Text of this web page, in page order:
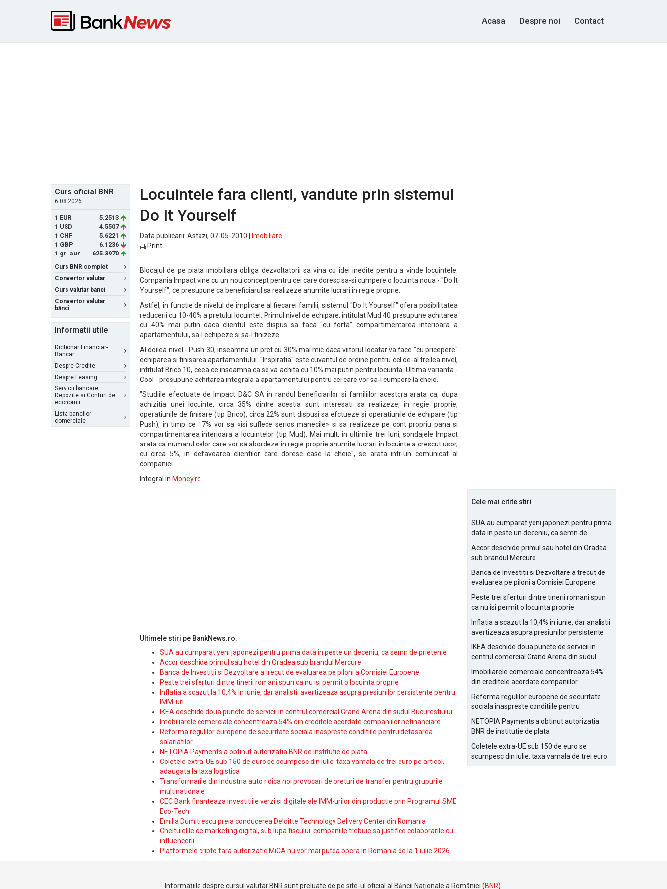
Acasa Despre noi Contact
Curs oficial BNR
6.08.2026
1 EUR
5.2513
1 USD
4.5507
1 CHF
5.6221
1 GBP
6.1236
1 gr. aur
625.3970
Curs BNR complet
Convertor valutar
Curs valutar banci
Convertor valutar
bănci
Informatii utile
Dictionar Financiar-
Bancar
Despre Credite
Despre Leasing
Servicii bancare:
Depozite si Conturi de
economii
Lista bancilor
comerciale
Locuintele fara clienti, vandute prin sistemul
Do It Yourself
Data publicarii: Astazi, 07-05-2010 |
Imobiliare
Print
Blocajul de pe piata imobiliara obliga dezvoltatorii sa vina cu idei inedite pentru a vinde locuintele.
Compania Impact vine cu un nou concept pentru cei care doresc sa-si cumpere o locuinta noua - "Do It
Yourself", ce presupune ca beneficiarul sa realizeze anumite lucrari in regie proprie.
Astfel, in functie de nivelul de implicare al fiecarei familii, sistemul "Do It Yourself" ofera posibilitatea
reducerii cu 10-40% a pretului locuintei. Primul nivel de echipare, intitulat Mud 40 presupune achitarea
cu 40% mai putin daca clientul este dispus sa faca "cu forta" compartimentarea interioara a
apartamentului, sa-l echipeze si sa-l finizeze.
Al doilea nivel - Push 30, inseamna un pret cu 30% mai mic daca viitorul locatar va face "cu pricepere"
echiparea si finisarea apartamentului. "Inspiratia" este cuvantul de ordine pentru cel de-al treilea nivel,
intitulat Brico 10, ceea ce inseamna ca se va achita cu 10% mai putin pentru locuinta. Ultima varianta -
Cool - presupune achitarea integrala a apartamentului pentru cei care vor sa-l cumpere la cheie.
"Studiile efectuate de Impact D&C SA in randul beneficiarilor si familiilor acestora arata ca, dupa
achizitia unei locuinte, circa 35% dintre acestia sunt interesati sa realizeze, in regie proprie,
operatiunile de finisare (tip Brico), circa 22% sunt dispusi sa efctueze si operatiunile de echipare (tip
Push), in timp ce 17% vor sa «isi suflece serios manecile» si sa realizeze pe cont propriu pana si
compartimentarea interioara a locuintelor (tip Mud). Mai mult, in ultimile trei luni, sondajele Impact
arata ca numarul celor care vor sa abordeze in regie proprie anumite lucrari in locuinte a crescut usor,
cu circa 5%, in defavoarea clientilor care doresc case la cheie", se arata intr-un comunicat al
companiei.
Integral in Money.ro
Ultimele stiri pe BankNews.ro:
SUA au cumparat yeni japonezi pentru prima data in peste un deceniu, ca semn de prietenie
Accor deschide primul sau hotel din Oradea sub brandul Mercure
Banca de Investitii si Dezvoltare a trecut de evaluarea pe piloni a Comisiei Europene
Peste trei sferturi dintre tinerii romani spun ca nu isi permit o locuinta proprie
Inflatia a scazut la 10,4% in iunie, dar analistii avertizeaza asupra presiunilor persistente pentru
IMM-uri
IKEA deschide doua puncte de servicii in centrul comercial Grand Arena din sudul Bucurestiului
Imobiliarele comerciale concentreaza 54% din creditele acordate companiilor nefinanciare
Reforma regulilor europene de securitate sociala inaspreste conditiile pentru detasarea
salariatilor
NETOPIA Payments a obtinut autorizatia BNR de institutie de plata
Coletele extra-UE sub 150 de euro se scumpesc din iulie: taxa vamala de trei euro pe articol,
adaugata la taxa logistica
Transformarile din industria auto ridica noi provocari de preturi de transfer pentru grupurile
multinationale
CEC Bank finanteaza investitiile verzi si digitale ale IMM-urilor din productie prin Programul SME
Eco-Tech
Emilia Dumitrescu preia conducerea Deloitte Technology Delivery Center din Romania
Cheltuielile de marketing digital, sub lupa fiscului: companiile trebuie sa justifice colaborarile cu
influencerii
Platformele cripto fara autorizatie MiCA nu vor mai putea opera in Romania de la 1 iulie 2026
Cele mai citite stiri
SUA au cumparat yeni japonezi pentru prima
data in peste un deceniu, ca semn de
Accor deschide primul sau hotel din Oradea
sub brandul Mercure
Banca de Investitii si Dezvoltare a trecut de
evaluarea pe piloni a Comisiei Europene
Peste trei sferturi dintre tinerii romani spun
ca nu isi permit o locuinta proprie
Inflatia a scazut la 10,4% in iunie, dar analistii
avertizeaza asupra presiunilor persistente
IKEA deschide doua puncte de servicii in
centrul comercial Grand Arena din sudul
Imobiliarele comerciale concentreaza 54%
din creditele acordate companiilor
Reforma regulilor europene de securitate
sociala inaspreste conditiile pentru
NETOPIA Payments a obtinut autorizatia
BNR de institutie de plata
Coletele extra-UE sub 150 de euro se
scumpesc din iulie: taxa vamala de trei euro
pe articol, adaugata la taxa logistica
Informațiile despre cursul valutar BNR sunt preluate de pe site-ul oficial al Băncii Naționale a României (BNR).